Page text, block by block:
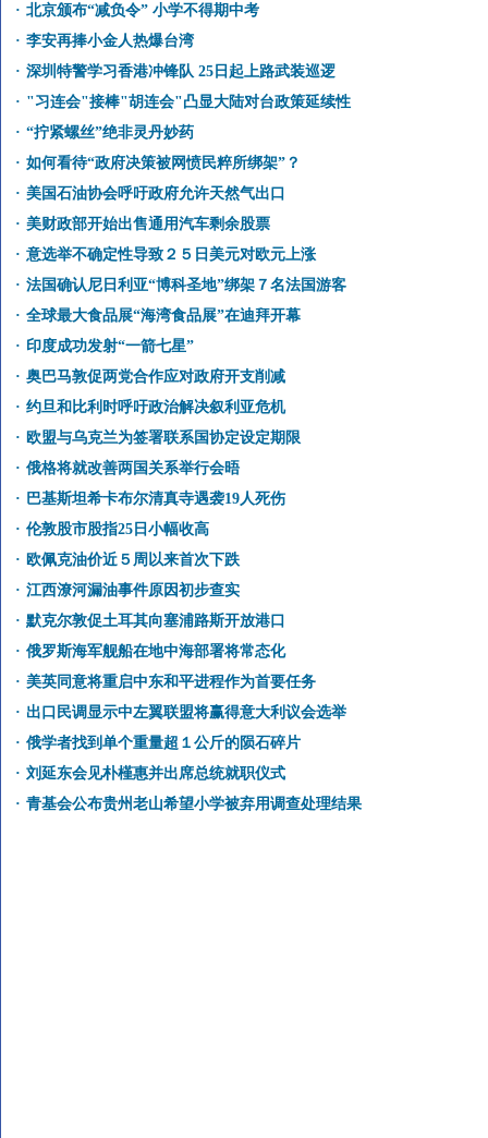
· 北京颁布“减负令” 小学不得期中考
· 李安再捧小金人热爆台湾
· 深圳特警学习香港冲锋队 25日起上路武装巡逻
· "习连会"接棒"胡连会"凸显大陆对台政策延续性
· “拧紧螺丝”绝非灵丹妙药
· 如何看待“政府决策被网愤民粹所绑架”？
· 美国石油协会呼吁政府允许天然气出口
· 美财政部开始出售通用汽车剩余股票
· 意选举不确定性导致２５日美元对欧元上涨
· 法国确认尼日利亚“博科圣地”绑架７名法国游客
· 全球最大食品展“海湾食品展”在迪拜开幕
· 印度成功发射“一箭七星”
· 奥巴马敦促两党合作应对政府开支削减
· 约旦和比利时呼吁政治解决叙利亚危机
· 欧盟与乌克兰为签署联系国协定设定期限
· 俄格将就改善两国关系举行会晤
· 巴基斯坦希卡布尔清真寺遇袭19人死伤
· 伦敦股市股指25日小幅收高
· 欧佩克油价近５周以来首次下跌
· 江西潦河漏油事件原因初步查实
· 默克尔敦促土耳其向塞浦路斯开放港口
· 俄罗斯海军舰船在地中海部署将常态化
· 美英同意将重启中东和平进程作为首要任务
· 出口民调显示中左翼联盟将赢得意大利议会选举
· 俄学者找到单个重量超１公斤的陨石碎片
· 刘延东会见朴槿惠并出席总统就职仪式
· 青基会公布贵州老山希望小学被弃用调查处理结果